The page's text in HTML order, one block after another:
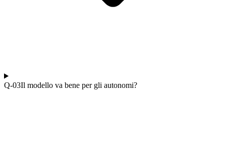
Q-03Il modello va bene per gli autonomi?